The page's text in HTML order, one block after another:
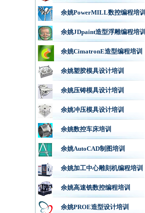
余姚PowerMILL数控编程培训
余姚JDpaint造型浮雕编程培训
余姚CimatronE造型编程培训
余姚塑胶模具设计培训
余姚压铸模具设计培训
余姚冲压模具设计培训
余姚数控车床培训
余姚AutoCAD制图培训
余姚加工中心雕刻机编程培训
余姚高速铣数控编程培训
余姚PROE造型设计培训